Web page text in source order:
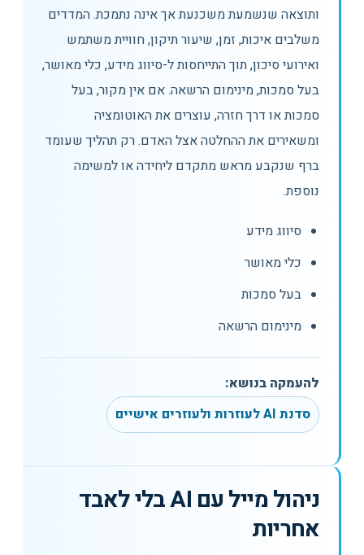
ותוצאה שנשמעת משכנעת אך אינה נתמכת. המדדים
משלבים איכות, זמן, שיעור תיקון, חוויית משתמש
ואירועי סיכון, תוך התייחסות ל-סיווג מידע, כלי מאושר,
בעל סמכות, מינימום הרשאה. אם אין מקור, בעל
סמכות או דרך חזרה, עוצרים את האוטומציה
ומשאירים את ההחלטה אצל האדם. רק תהליך שעומד
ברף שנקבע מראש מתקדם ליחידה או למשימה
נוספת.
סיווג מידע
כלי מאושר
בעל סמכות
מינימום הרשאה
להעמקה בנושא:
סדנת AI לעוזרות ולעוזרים אישיים
ניהול מייל עם AI בלי לאבד
אחריות